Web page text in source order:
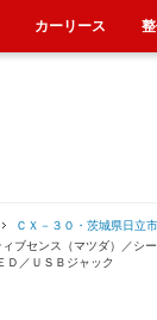
ＣＸ－３０・茨城県日立
センス（マツダ）／シー
／ＵＳＢジャック
カーリース